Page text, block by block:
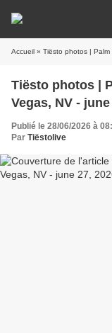
Accueil » Tiësto photos |
Tiësto photos |
Vegas, NV -
Publié le 28/06/2026 à
Par Tiëstolive